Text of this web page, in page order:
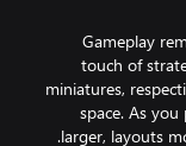
Gameplay
touch of
miniatures,
space. As